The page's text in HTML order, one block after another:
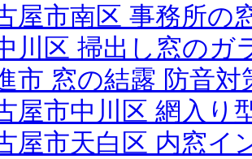
屋市南区 事務所の
川区 掃出し窓のガ
市 窓の結露 防音
屋市中川区 網入り
屋市天白区 内窓イ